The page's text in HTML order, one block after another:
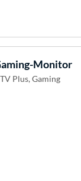
Monitor
Plus, Gaming